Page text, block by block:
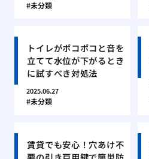
未分類
トイレがポコポコと音を
立てて水位が下がるとき
に試すべき対処法
2025.06.27
未分類
賃貸でも安心！穴あけ不